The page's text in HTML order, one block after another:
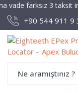
vade farksız 3 taksit
+90 544 911 9